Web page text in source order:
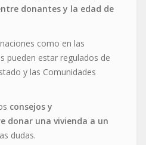
donantes y la edad de
como en las
pueden estar regulados de
y las Comunidades
consejos y
donar una vivienda a un
dudas.